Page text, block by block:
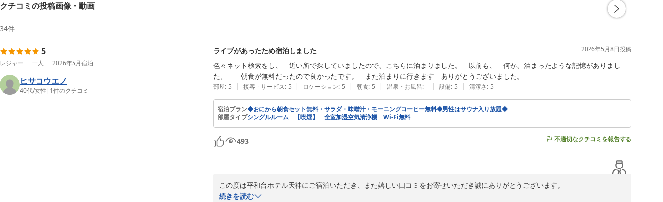
クチコミの投稿画像・動画
34件
5
レジャー 一人 2026年5月宿泊
ヒサコウエノ
40代/女性 | 1件のクチコミ
ライブがあったため宿泊しました 2026年5月8日投稿
色々ネット検索をし、　近い所で探していましたので、こちらに泊まりました。　以前も、　何か、泊まったような記憶がありまし
た。　　朝食が無料だったので良かったです。　また泊まりに行きます　ありがとうございました。
部屋: 5 | 接客・サービス: 5 | ロケーション: 5 | 朝食: 5 | 温泉・お風呂: - | 設備: 5 | 清潔さ: 5
宿泊プラン◆おにから朝食セット無料・サラダ・味噌汁・モーニングコーヒー無料◆男性はサウナ入り放題◆
部屋タイプシングルルーム 【喫煙】 全室加湿空気清浄機 Wi-Fi無料
493 不適切なクチコミを報告する
この度は平和台ホテル天神にご宿泊いただき、また嬉しい口コミをお寄せいただき誠にありがとうございます。
ライブでの大切なご滞在に当館をお選びいただけましたこと、大変嬉しく思っております。以前にもご利用いただいていたとのこ
続きを読む